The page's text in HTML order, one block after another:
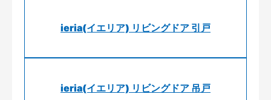
ieria(イエリア) リビングドア 引戸
ieria(イエリア) リビングドア 吊戸